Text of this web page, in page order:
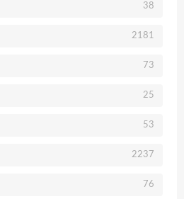
38
2181
73
25
53
2237
76